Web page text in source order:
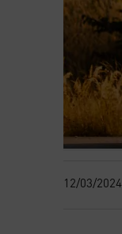
12/03/2024